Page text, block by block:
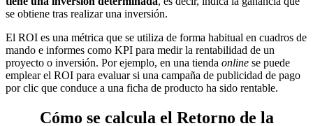
se obtiene tras realizar una inversión.
El ROI es una métrica que se utiliza de forma habitual en cuadros de
mando e informes como KPI para medir la rentabilidad de un
proyecto o inversión. Por ejemplo, en una tienda online se puede
emplear el ROI para evaluar si una campaña de publicidad de pago
por clic que conduce a una ficha de producto ha sido rentable.
Cómo se calcula el Retorno de la